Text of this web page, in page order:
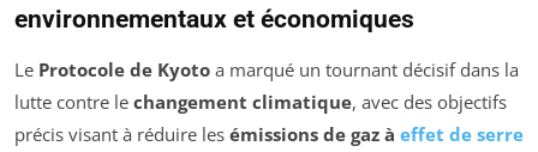
environnementaux et économiques
Le Protocole de Kyoto a marqué un tournant décisif dans la
lutte contre le changement climatique, avec des objectifs
précis visant à réduire les émissions de gaz à effet de serre